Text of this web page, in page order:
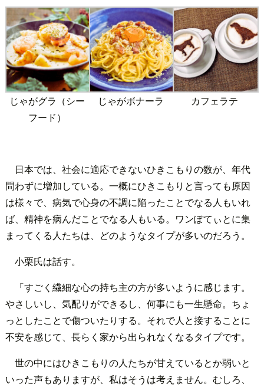
じゃがグラ（シー
フード）
じゃがボナーラ カフェラテ
日本では、社会に適応できないひきこもりの数が、年代
問わずに増加している。一概にひきこもりと言っても原因
は様々で、病気で心身の不調に陥ったことでなる人もいれ
ば、精神を病んだことでなる人もいる。ワンぽてぃとに集
まってくる人たちは、どのようなタイプが多いのだろう。
小栗氏は話す。
「すごく繊細な心の持ち主の方が多いように感じます。
やさしいし、気配りができるし、何事にも一生懸命。ちょ
っとしたことで傷ついたりする。それで人と接することに
不安を感じて、長らく家から出られなくなるタイプです。
世の中にはひきこもりの人たちが甘えているとか弱いと
いった声もありますが、私はそうは考えません。むしろ、